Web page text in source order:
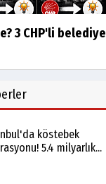
3 CHP'li belediye
köstebek
5.4 milyarlık...